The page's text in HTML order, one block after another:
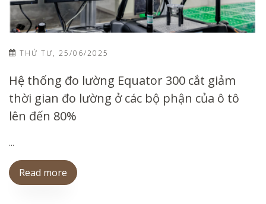
THỨ TƯ, 25/06/2025
Hệ thống đo lường Equator 300 cắt giảm
thời gian đo lường ở các bộ phận của ô tô
lên đến 80%
...
Read more